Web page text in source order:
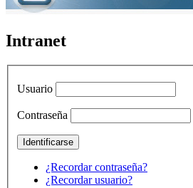
Intranet
Usuario
Contraseña
¿Recordar contraseña?
¿Recordar usuario?